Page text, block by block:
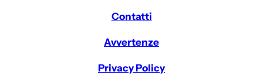
Contatti
Avvertenze
Privacy Policy